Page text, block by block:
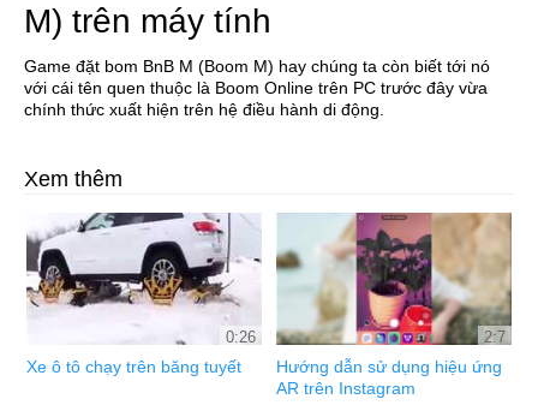
M) trên máy tính
Game đặt bom BnB M (Boom M) hay chúng ta còn biết tới nó
với cái tên quen thuộc là Boom Online trên PC trước đây vừa
chính thức xuất hiện trên hệ điều hành di động.
Xem thêm
0:26
Xe ô tô chạy trên băng tuyết
2:7
Hướng dẫn sử dụng hiệu ứng
AR trên Instagram